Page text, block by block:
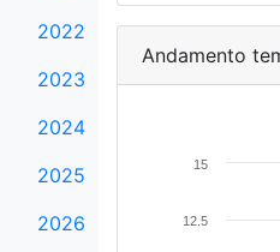
2022
2023
2024
2025
2026
Andamento
12.5
15